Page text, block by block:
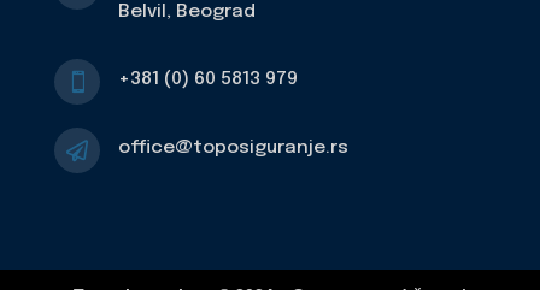
Belvil, Beograd
 +381 (0) 60 5813 979
 office@toposiguranje.rs